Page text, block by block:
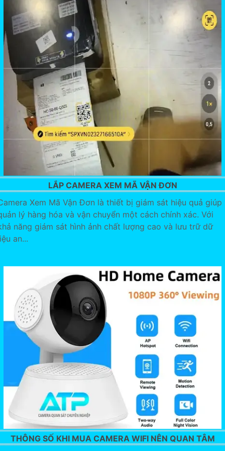
LẮP CAMERA XEM MÃ VẬN ĐƠN
Xem Mã Vận Đơn là thiết bị giám sát hiệu quả giúp
lý hàng hóa và vận chuyển một cách chính xác. Với
năng giám sát hình ảnh chất lượng cao và lưu trữ dữ
an...
THÔNG SỐ KHI MUA CAMERA WIFI NÊN QUAN TÂM